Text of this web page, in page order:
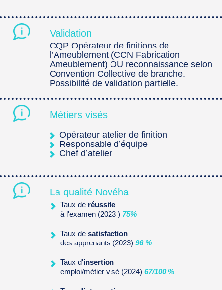
Validation
CQP Opérateur de finitions de
l’Ameublement (CCN Fabrication
Ameublement) OU reconnaissance selon
Convention Collective de branche.
Possibilité de validation partielle.
Métiers visés
Opérateur atelier de finition
Responsable d’équipe
Chef d’atelier
La qualité Novéha
Taux de réussite
à l'examen (2023 ) 75%
Taux desatisfaction
des apprenants (2023)96 %
Taux d'insertion
emploi/métier visé (2024)67/100 %